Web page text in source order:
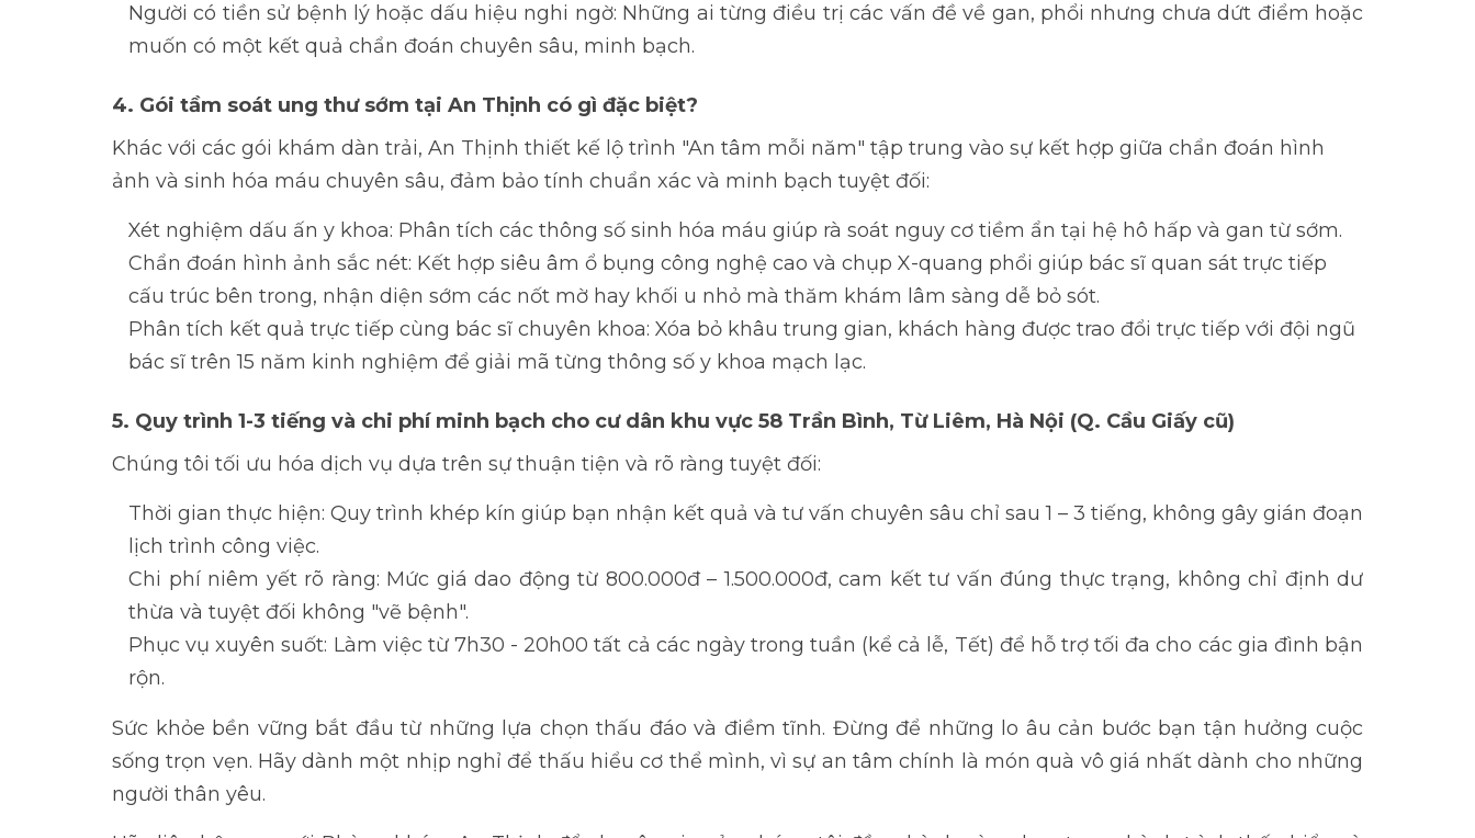
Người có tiền sử bệnh lý hoặc dấu hiệu nghi ngờ: Những ai từng điều trị các vấn đề về gan, phổi nhưng chưa dứt điểm hoặc
muốn có một kết quả chẩn đoán chuyên sâu, minh bạch.
4. Gói tầm soát ung thư sớm tại An Thịnh có gì đặc biệt?
Khác với các gói khám dàn trải, An Thịnh thiết kế lộ trình "An tâm mỗi năm" tập trung vào sự kết hợp giữa chẩn đoán hình
ảnh và sinh hóa máu chuyên sâu, đảm bảo tính chuẩn xác và minh bạch tuyệt đối:
Xét nghiệm dấu ấn y khoa: Phân tích các thông số sinh hóa máu giúp rà soát nguy cơ tiềm ẩn tại hệ hô hấp và gan từ sớm.
Chẩn đoán hình ảnh sắc nét: Kết hợp siêu âm ổ bụng công nghệ cao và chụp X-quang phổi giúp bác sĩ quan sát trực tiếp
cấu trúc bên trong, nhận diện sớm các nốt mờ hay khối u nhỏ mà thăm khám lâm sàng dễ bỏ sót.
Phân tích kết quả trực tiếp cùng bác sĩ chuyên khoa: Xóa bỏ khâu trung gian, khách hàng được trao đổi trực tiếp với đội ngũ
bác sĩ trên 15 năm kinh nghiệm để giải mã từng thông số y khoa mạch lạc.
5. Quy trình 1-3 tiếng và chi phí minh bạch cho cư dân khu vực 58 Trần Bình, Từ Liêm, Hà Nội (Q. Cầu Giấy cũ)
Chúng tôi tối ưu hóa dịch vụ dựa trên sự thuận tiện và rõ ràng tuyệt đối:
Thời gian thực hiện: Quy trình khép kín giúp bạn nhận kết quả và tư vấn chuyên sâu chỉ sau 1 – 3 tiếng, không gây gián đoạn
lịch trình công việc.
Chi phí niêm yết rõ ràng: Mức giá dao động từ 800.000đ – 1.500.000đ, cam kết tư vấn đúng thực trạng, không chỉ định dư
thừa và tuyệt đối không "vẽ bệnh".
Phục vụ xuyên suốt: Làm việc từ 7h30 - 20h00 tất cả các ngày trong tuần (kể cả lễ, Tết) để hỗ trợ tối đa cho các gia đình bận
rộn.
Sức khỏe bền vững bắt đầu từ những lựa chọn thấu đáo và điềm tĩnh. Đừng để những lo âu cản bước bạn tận hưởng cuộc
sống trọn vẹn. Hãy dành một nhịp nghỉ để thấu hiểu cơ thể mình, vì sự an tâm chính là món quà vô giá nhất dành cho những
người thân yêu.